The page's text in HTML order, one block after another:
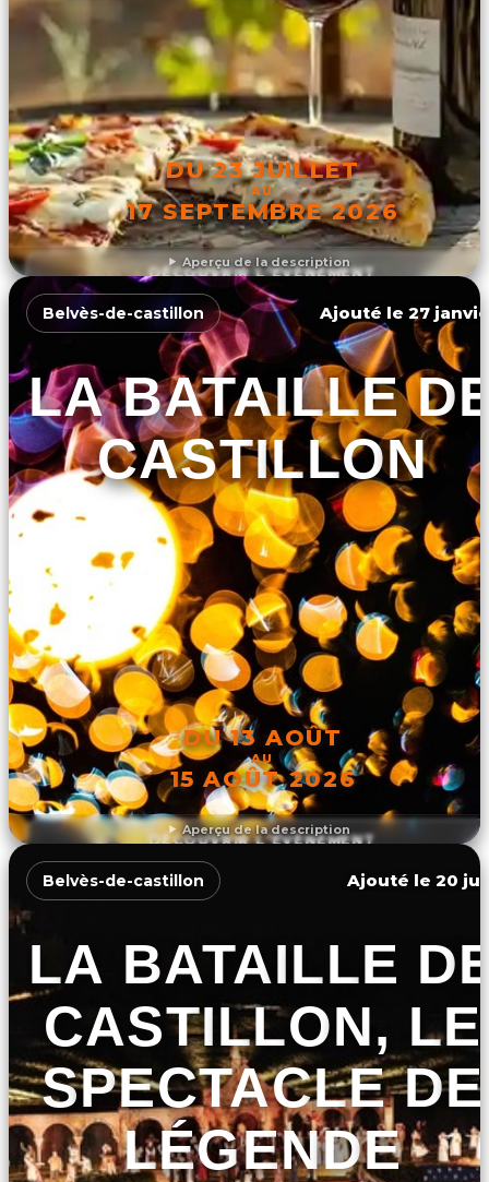
Aperçu de la description
DU 23 JUILLET
AU
17 SEPTEMBRE 2026
DÉCOUVRIR L'ÉVÉNEMENT
Aperçu de la description
Belvès-de-castillon Ajouté le 27
LA BATAILLE
CASTILLON
DU 13 AOÛT
AU
15 AOÛT 2026
DÉCOUVRIR L'ÉVÉNEMENT
Belvès-de-castillon Ajouté le 20
LA BATAILLE
CASTILLON, LE
SPECTACLE DE
LÉGENDE